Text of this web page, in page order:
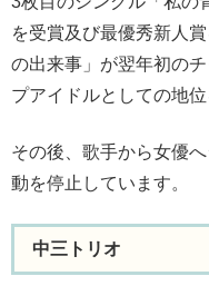
を受賞及び最優秀新人
の出来事」が翌年初の
プアイドルとしての地位
その後、歌手から女優
動を停止しています。
中三トリオ